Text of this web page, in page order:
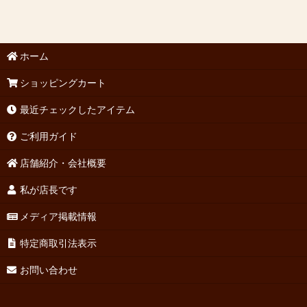
ホーム
ショッピングカート
最近チェックしたアイテム
ご利用ガイド
店舗紹介・会社概要
私が店長です
メディア掲載情報
特定商取引法表示
お問い合わせ